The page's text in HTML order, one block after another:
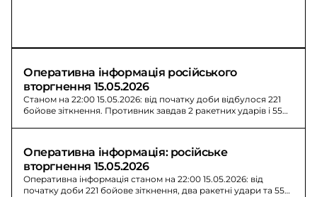
Оперативна інформація російського
вторгнення 15.05.2026
Станом на 22:00 15.05.2026: від початку доби відбулося 221
бойове зіткнення. Противник завдав 2 ракетних ударів і 55
Оперативна інформація: російське
вторгнення 15.05.2026
Оперативна інформація станом на 22:00 15.05.2026: від
початку доби 221 бойове зіткнення, два ракетні удари та 55